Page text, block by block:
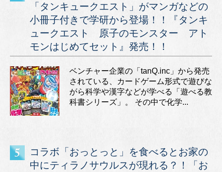
「タンキュークエスト」がマンガなどの
小冊子付きで学研から登場！！『タンキ
ュークエスト 原子のモンスター アト
モンはじめてセット』発売！！
ベンチャー企業の「tanQ.inc」から発売
されている、カードゲーム形式で遊びな
がら科学や漢字などが学べる「遊べる教
科書シリーズ」。 その中で化学...
コラボ「おっとっと」を食べるとお家の
中にティラノサウルスが現れる？！「お